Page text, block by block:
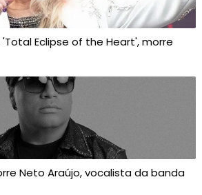
'Total Eclipse of the Heart', morre
Neto Araújo, vocalista da banda